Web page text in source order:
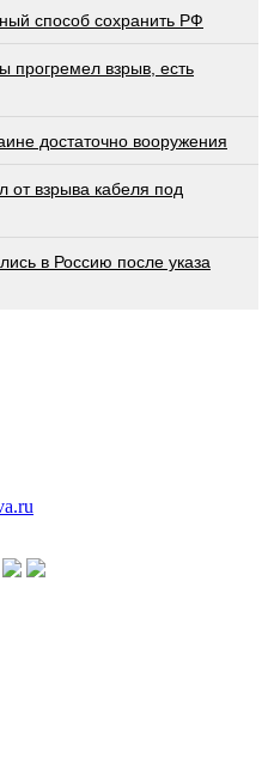
способ сохранить РФ
прогремел взрыв, есть
достаточно вооружения
от взрыва кабеля под
в Россию после указа